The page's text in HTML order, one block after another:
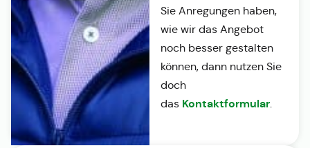
Sie Anregungen haben,
wie wir das Angebot
noch besser gestalten
können, dann nutzen Sie
doch
das Kontaktformular.